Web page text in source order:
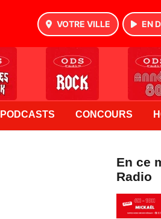
VOTRE VILLE EN
PODCASTS CONCOURS
En ce
Radio